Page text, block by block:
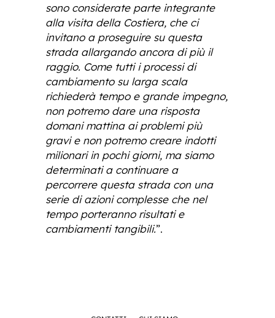
sono considerate parte integrante
alla visita della Costiera, che ci
invitano a proseguire su questa
strada allargando ancora di più il
raggio. Come tutti i processi di
cambiamento su larga scala
richiederà tempo e grande impegno,
non potremo dare una risposta
domani mattina ai problemi più
gravi e non potremo creare indotti
milionari in pochi giorni, ma siamo
determinati a continuare a
percorrere questa strada con una
serie di azioni complesse che nel
tempo porteranno risultati e
cambiamenti tangibili.”.